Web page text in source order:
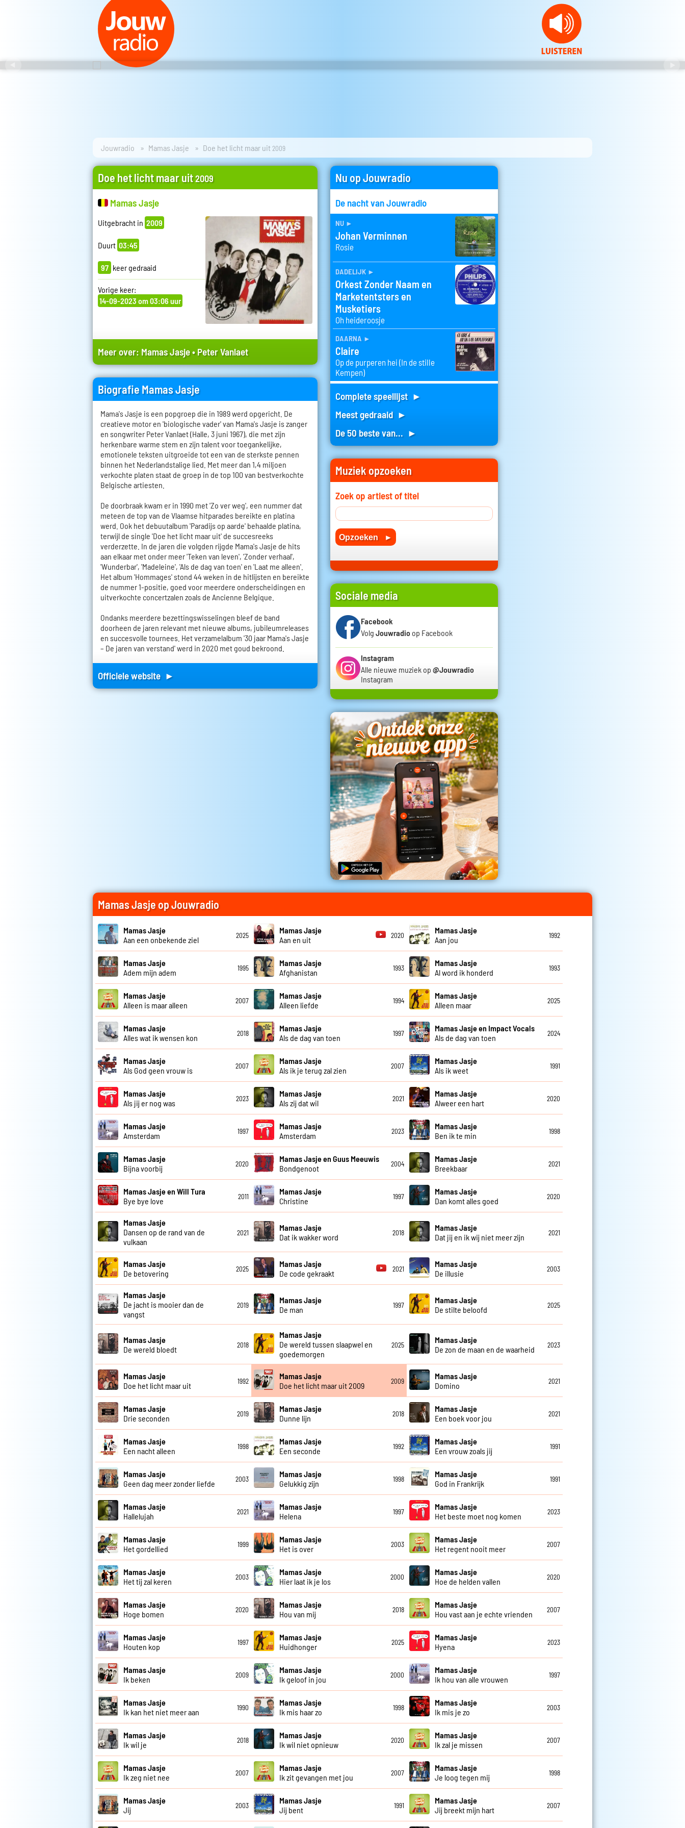
Jouwradio Mamas Jasje Doe het licht maar uit2009
Doe het licht maar uit2009
Mamas Jasje
Uitgebracht in 2009
Duurt 03:45
97 keer gedraaid
Vorige keer:
14-09-2023 om 03:06 uur
Meer over: Mamas Jasje•Peter Vanlaet
Biografie Mamas Jasje
Mama's Jasje is een popgroep die in 1989 werd opgericht. De
creatieve motor en 'biologische vader' van Mama's Jasje is zanger
en songwriter Peter Vanlaet (Halle, 3 juni 1967), die met zijn
herkenbare warme stem en zijn talent voor toegankelijke,
emotionele teksten uitgroeide tot een van de sterkste pennen
binnen het Nederlandstalige lied. Met meer dan 1,4 miljoen
verkochte platen staat de groep in de top 100 van bestverkochte
Belgische artiesten.
De doorbraak kwam er in 1990 met 'Zo ver weg', een nummer dat
meteen de top van de Vlaamse hitparades bereikte en platina
werd. Ook het debuutalbum 'Paradijs op aarde' behaalde platina,
terwijl de single 'Doe het licht maar uit' de succesreeks
verderzette. In de jaren die volgden rijgde Mama's Jasje de hits
aan elkaar met onder meer 'Teken van leven', 'Zonder verhaal',
'Wunderbar', 'Madeleine', 'Als de dag van toen' en 'Laat me alleen'.
Het album 'Hommages' stond 44 weken in de hitlijsten en bereikte
de nummer 1-positie, goed voor meerdere onderscheidingen en
uitverkochte concertzalen zoals de Ancienne Belgique.
Ondanks meerdere bezettingswisselingen bleef de band
doorheen de jaren relevant met nieuwe albums, jubileumreleases
en succesvolle tournees. Het verzamelalbum '30 jaar Mama's Jasje
– De jaren van verstand' werd in 2020 met goud bekroond.
Officiele website ►
Nu op Jouwradio
De nacht van Jouwradio
nu ►
Johan Verminnen
Rosie
dadelijk ►
Orkest Zonder Naam en
Marketentsters en
Musketiers
Oh heideroosje
daarna ►
Claire
Op de purperen hei (In de stille
Kempen)
Complete speellijst ►
Meest gedraaid ►
De 50 beste van... ►
Muziek opzoeken
Zoek op artiest of titel
Sociale media
Facebook
Volg Jouwradio op Facebook
Instagram
Alle nieuwe muziek op @Jouwradio
Instagram
Mamas Jasje op Jouwradio
Mamas Jasje
Aan een onbekende ziel
2025
Mamas Jasje
Aan en uit
2020
Mamas Jasje
Aan jou
1992
Mamas Jasje
Adem mijn adem
1995
Mamas Jasje
Afghanistan
1993
Mamas Jasje
Al word ik honderd
1993
Mamas Jasje
Alleen is maar alleen
2007
Mamas Jasje
Alleen liefde
1994
Mamas Jasje
Alleen maar
2025
Mamas Jasje
Alles wat ik wensen kon
2018
Mamas Jasje
Als de dag van toen
1997
Mamas Jasje en Impact Vocals
Als de dag van toen
2024
Mamas Jasje
Als God geen vrouw is
2007
Mamas Jasje
Als ik je terug zal zien
2007
Mamas Jasje
Als ik weet
1991
Mamas Jasje
Als jij er nog was
2023
Mamas Jasje
Als zij dat wil
2021
Mamas Jasje
Alweer een hart
2020
Mamas Jasje
Amsterdam
1997
Mamas Jasje
Amsterdam
2023
Mamas Jasje
Ben ik te min
1998
Mamas Jasje
Bijna voorbij
2020
Mamas Jasje en Guus Meeuwis
Bondgenoot
2004
Mamas Jasje
Breekbaar
2021
Mamas Jasje en Will Tura
Bye bye love
2011
Mamas Jasje
Christine
1997
Mamas Jasje
Dan komt alles goed
2020
Mamas Jasje
Dansen op de rand van de
vulkaan
2021
Mamas Jasje
Dat ik wakker word
2018
Mamas Jasje
Dat jij en ik wij niet meer zijn
2021
Mamas Jasje
De betovering
2025
Mamas Jasje
De code gekraakt
2021
Mamas Jasje
De illusie
2003
Mamas Jasje
De jacht is mooier dan de
vangst
2019
Mamas Jasje
De man
1997
Mamas Jasje
De stilte beloofd
2025
Mamas Jasje
De wereld bloedt
2018
Mamas Jasje
De wereld tussen slaapwel en
goedemorgen
2025
Mamas Jasje
De zon de maan en de waarheid
2023
Mamas Jasje
Doe het licht maar uit
1992
Mamas Jasje
Doe het licht maar uit 2009
2009
Mamas Jasje
Domino
2021
Mamas Jasje
Drie seconden
2019
Mamas Jasje
Dunne lijn
2018
Mamas Jasje
Een boek voor jou
2021
Mamas Jasje
Een nacht alleen
1998
Mamas Jasje
Een seconde
1992
Mamas Jasje
Een vrouw zoals jij
1991
Mamas Jasje
Geen dag meer zonder liefde
2003
Mamas Jasje
Gelukkig zijn
1998
Mamas Jasje
God in Frankrijk
1991
Mamas Jasje
Hallelujah
2021
Mamas Jasje
Helena
1997
Mamas Jasje
Het beste moet nog komen
2023
Mamas Jasje
Het gordellied
1999
Mamas Jasje
Het is over
2003
Mamas Jasje
Het regent nooit meer
2007
Mamas Jasje
Het tij zal keren
2003
Mamas Jasje
Hier laat ik je los
2000
Mamas Jasje
Hoe de helden vallen
2020
Mamas Jasje
Hoge bomen
2020
Mamas Jasje
Hou van mij
2018
Mamas Jasje
Hou vast aan je echte vrienden
2007
Mamas Jasje
Houten kop
1997
Mamas Jasje
Huidhonger
2025
Mamas Jasje
Hyena
2023
Mamas Jasje
Ik beken
2009
Mamas Jasje
Ik geloof in jou
2000
Mamas Jasje
Ik hou van alle vrouwen
1997
Mamas Jasje
Ik kan het niet meer aan
1990
Mamas Jasje
Ik mis haar zo
1998
Mamas Jasje
Ik mis je zo
2003
Mamas Jasje
Ik wil je
2018
Mamas Jasje
Ik wil niet opnieuw
2020
Mamas Jasje
Ik zal je missen
2007
Mamas Jasje
Ik zeg niet nee
2007
Mamas Jasje
Ik zit gevangen met jou
2007
Mamas Jasje
Je loog tegen mij
1998
Mamas Jasje
Jij
2003
Mamas Jasje
Jij bent
1991
Mamas Jasje
Jij breekt mijn hart
2007